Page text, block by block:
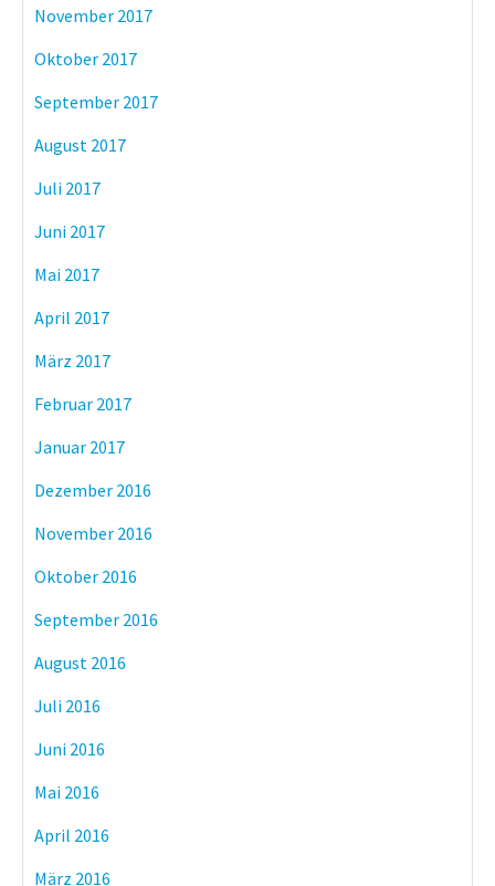
November 2017
Oktober 2017
September 2017
August 2017
Juli 2017
Juni 2017
Mai 2017
April 2017
März 2017
Februar 2017
Januar 2017
Dezember 2016
November 2016
Oktober 2016
September 2016
August 2016
Juli 2016
Juni 2016
Mai 2016
April 2016
März 2016